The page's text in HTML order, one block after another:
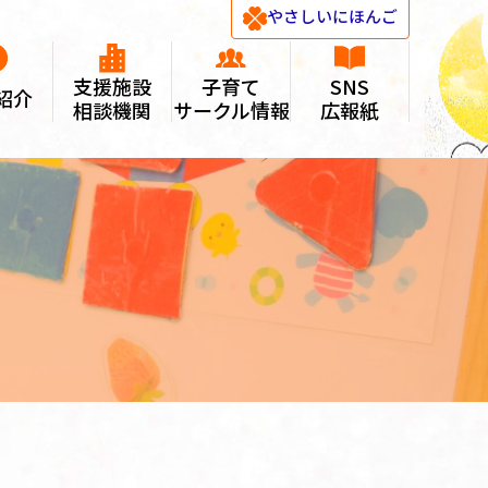
やさしいにほんご
介
支援施設
相談機関
子育て
サークル情報
SNS
広報紙